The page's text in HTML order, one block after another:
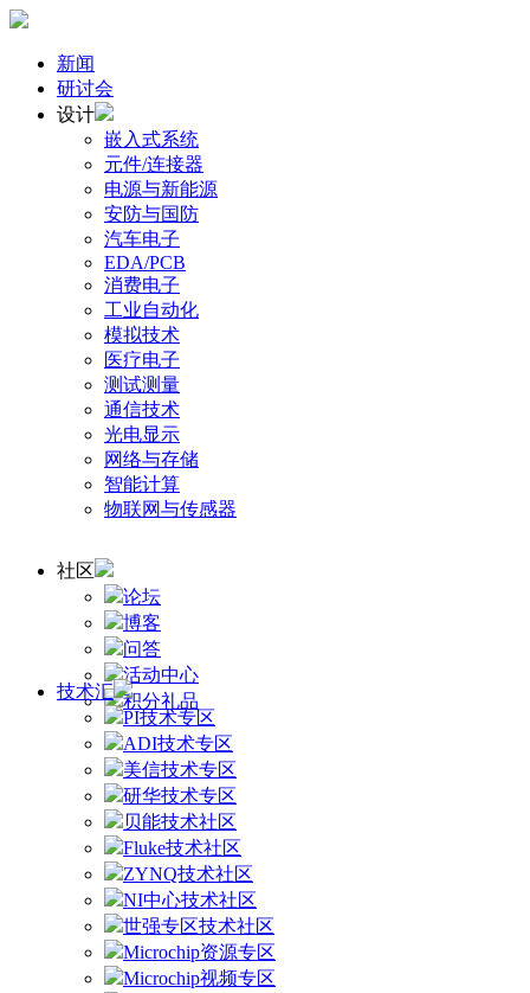
新闻
研讨会
设计
嵌入式系统
元件/连接器
电源与新能源
安防与国防
汽车电子
EDA/PCB
消费电子
工业自动化
模拟技术
医疗电子
测试测量
通信技术
光电显示
网络与存储
智能计算
物联网与传感器
社区
论坛
博客
问答
活动中心
积分礼品
技术汇
PI技术专区
ADI技术专区
美信技术专区
研华技术专区
贝能技术社区
Fluke技术社区
ZYNQ技术社区
NI中心技术社区
世强专区技术社区
Microchip资源专区
Microchip视频专区